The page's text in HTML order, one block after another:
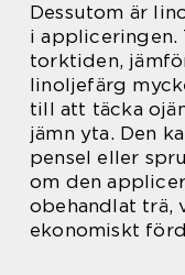
Dessutom är
i appliceringen.
torktiden,
linoljefärg
till att täcka
jämn yta. Den
pensel eller
om den
obehandlat trä,
ekonomiskt